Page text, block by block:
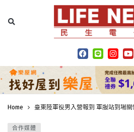
Home 臺東陸軍役男入營報到 軍服站到場關
合作媒體